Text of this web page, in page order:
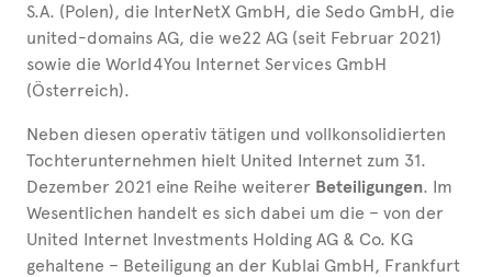
S.A. (Polen), die InterNetX GmbH, die Sedo GmbH, die
united-domains AG, die we22 AG (seit Februar 2021)
sowie die World4You Internet Services GmbH
(Österreich).
Neben diesen operativ tätigen und vollkonsolidierten
Tochterunternehmen hielt United Internet zum 31.
Dezember 2021 eine Reihe weiterer Beteiligungen. Im
Wesentlichen handelt es sich dabei um die – von der
United Internet Investments Holding AG & Co. KG
gehaltene – Beteiligung an der Kublai GmbH, Frankfurt